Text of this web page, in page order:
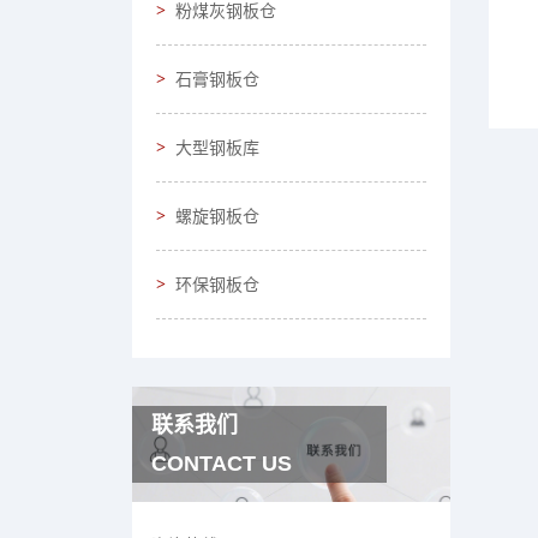
粉煤灰钢板仓
石膏钢板仓
大型钢板库
螺旋钢板仓
环保钢板仓
联系我们
CONTACT US